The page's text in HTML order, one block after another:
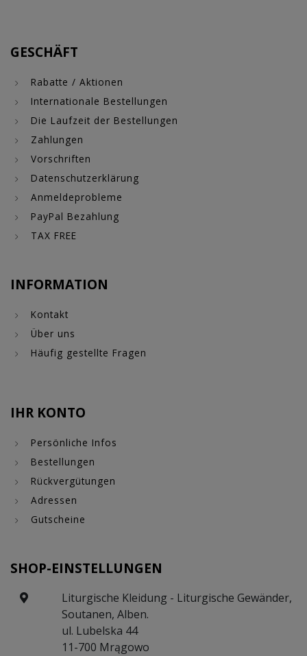
GESCHÄFT
Rabatte / Aktionen
Internationale Bestellungen
Die Laufzeit der Bestellungen
Zahlungen
Vorschriften
Datenschutzerklärung
Anmeldeprobleme
PayPal Bezahlung
TAX FREE
INFORMATION
Kontakt
Über uns
Häufig gestellte Fragen
IHR KONTO
Persönliche Infos
Bestellungen
Rückvergütungen
Adressen
Gutscheine
SHOP-EINSTELLUNGEN
Liturgische Kleidung - Liturgische Gewänder,
Soutanen, Alben.
ul. Lubelska 44
11-700 Mrągowo